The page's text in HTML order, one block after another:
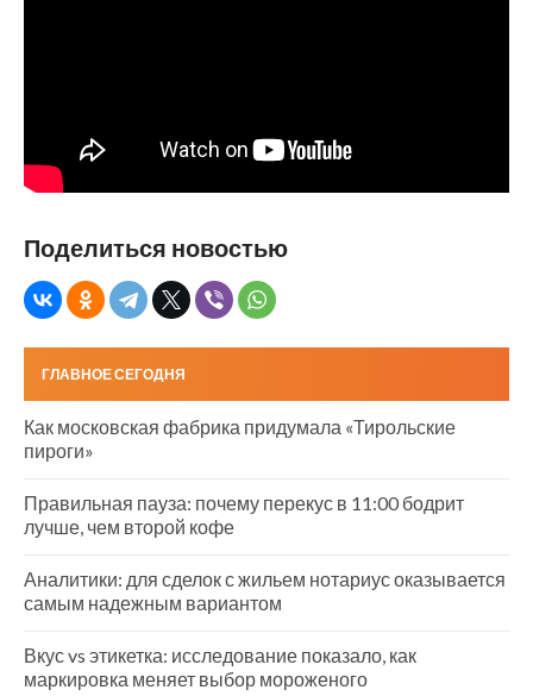
Поделиться новостью
ГЛАВНОЕ СЕГОДНЯ
Как московская фабрика придумала «Тирольские
пироги»
Правильная пауза: почему перекус в 11:00 бодрит
лучше, чем второй кофе
Аналитики: для сделок с жильем нотариус оказывается
самым надежным вариантом
Вкус vs этикетка: исследование показало, как
маркировка меняет выбор мороженого